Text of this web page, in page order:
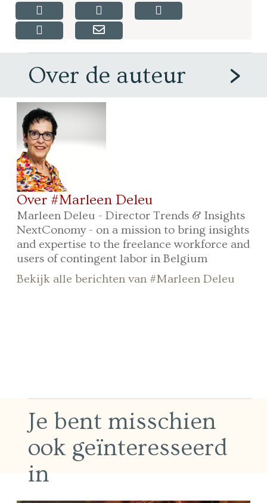
Over de auteur
Over #Marleen Deleu
Marleen Deleu - Director Trends & Insights
NextConomy - on a mission to bring insights
and expertise to the freelance workforce and
users of contingent labor in Belgium
Bekijk alle berichten van #Marleen Deleu
Je bent misschien
ook geïnteresseerd
in